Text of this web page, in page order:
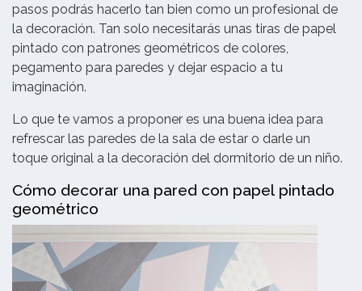
pasos podrás hacerlo tan bien como un profesional de
la decoración. Tan solo necesitarás unas tiras de papel
pintado con patrones geométricos de colores,
pegamento para paredes y dejar espacio a tu
imaginación.
Lo que te vamos a proponer es una buena idea para
refrescar las paredes de la sala de estar o darle un
toque original a la decoración del dormitorio de un niño.
Cómo decorar una pared con papel pintado
geométrico